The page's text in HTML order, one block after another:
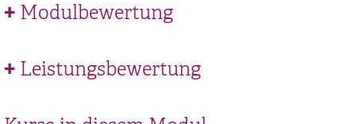
Modulbewertung
Leistungsbewertung